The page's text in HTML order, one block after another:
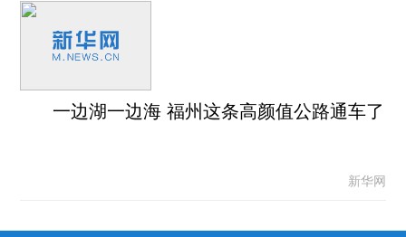
一边湖一边海 福州这条高颜值公路通车了
新华网